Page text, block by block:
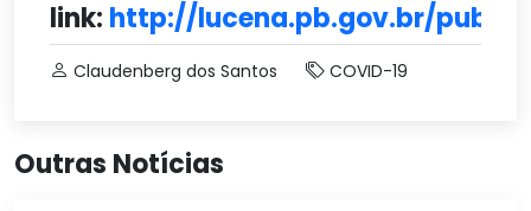
link: http://lucena.pb.gov.br/
Claudenberg dos Santos COVID-19
Outras Notícias